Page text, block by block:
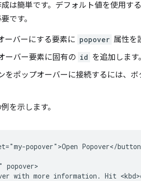
は簡単です。デフォルト値を使用す
です。
ーバーにする要素に popover 属性を
ーバー要素に固有の id を追加します。
をポップオーバーに接続するには、ボ
を示します。
popover">Open Popover</
popover>
with more information. Hit